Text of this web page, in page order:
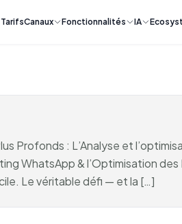
TarifsCanaux Fonctionnalités IA
Profonds : L’Analyse et
WhatsApp & l’Optimisation
Le véritable défi — et la […]